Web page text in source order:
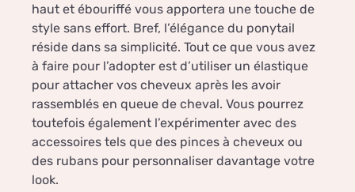
haut et ébouriffé vous apportera une touche de
style sans effort. Bref, l’élégance du ponytail
réside dans sa simplicité. Tout ce que vous avez
à faire pour l’adopter est d’utiliser un élastique
pour attacher vos cheveux après les avoir
rassemblés en queue de cheval. Vous pourrez
toutefois également l’expérimenter avec des
accessoires tels que des pinces à cheveux ou
des rubans pour personnaliser davantage votre
look.